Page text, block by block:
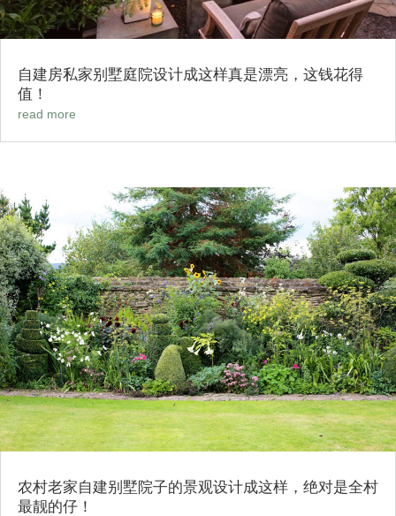
自建房私家别墅庭院设计成这样真是漂亮，这钱花得
值！
read more
农村老家自建别墅院子的景观设计成这样，绝对是全村
最靓的仔！